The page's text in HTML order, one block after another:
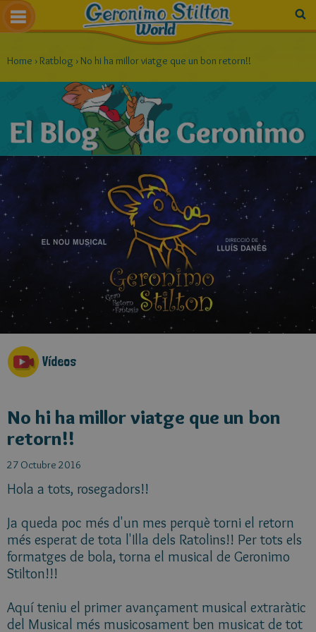
Home ›Ratblog ›No hi ha millor viatge que un bon retorn!!
Vídeos
No hi ha millor viatge que un bon
retorn!!
27 Octubre 2016
Hola a tots, rosegadors!!
Ja queda poc més d'un mes perquè torni el retorn
més esperat de tota l'Illa dels Ratolins!! Per tots els
formatges de bola, torna el musical de Geronimo
Stilton!!!
Aquí teniu el primer avançament musical extraràtic
del Musical més musicosament ben musicat de tot